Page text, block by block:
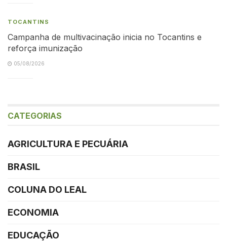
TOCANTINS
Campanha de multivacinação inicia no Tocantins e
reforça imunização
05/08/2026
CATEGORIAS
AGRICULTURA E PECUÁRIA
BRASIL
COLUNA DO LEAL
ECONOMIA
EDUCAÇÃO